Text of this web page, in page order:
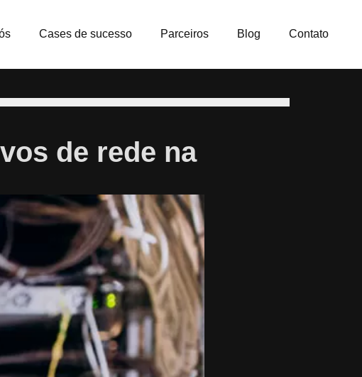
Cases de sucesso Parceiros Blog Contato
de rede na